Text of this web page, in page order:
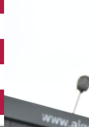
English